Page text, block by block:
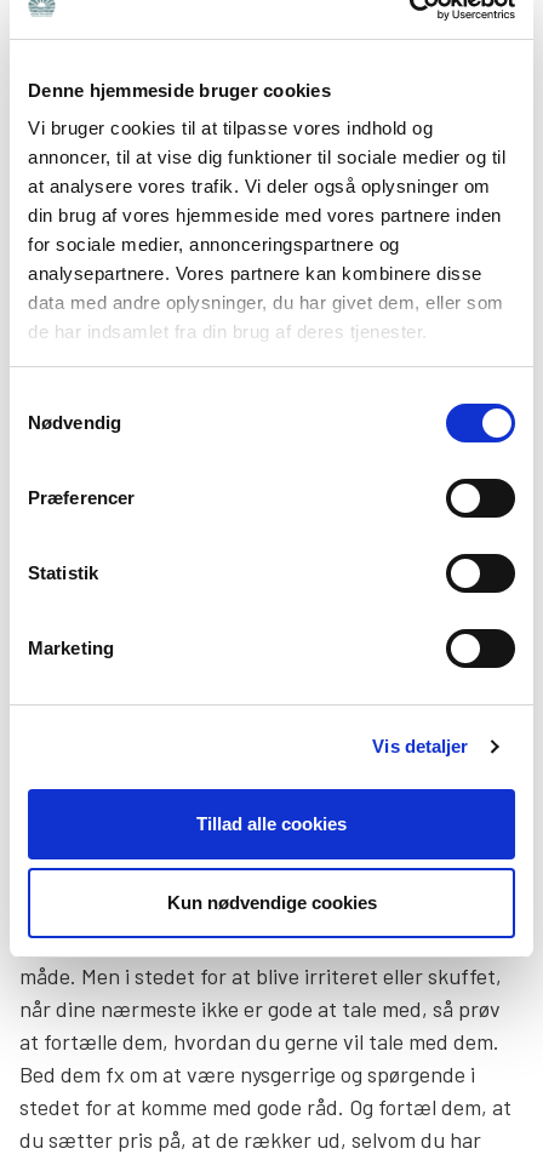
Denne hjemmeside bruger cookies
Vi bruger cookies til at tilpasse vores indhold og
annoncer, til at vise dig funktioner til sociale medier og til
at analysere vores trafik. Vi deler også oplysninger om
din brug af vores hjemmeside med vores partnere inden
for sociale medier, annonceringspartnere og
analysepartnere. Vores partnere kan kombinere disse
data med andre oplysninger, du har givet dem, eller som
de har indsamlet fra din brug af deres tjenester.
Nødvendig
Præferencer
Statistik
Marketing
Vis detaljer
Tillad alle cookies
Kun nødvendige cookies
luft for det, der tynger dig. Det kan også være med til
Søg i eget netværk
Se dig om i dit netværk og overvej, hvem der ville
kunne lytte venligt og åbensindet. Du kan ikke styre,
hvordan andre reagerer på din sorg. Men du kan
sikkert hurtigt fornemme, om de reagerer på en måde,
der er god for netop dig. Det er ikke nødvendigvis
dem, du ville gå til med andre ting. Det kan være
nogen, der står eller har stået i en lignende situation,
Det er rart, når ens nærmeste selv opdager, hvordan
man har det, og rækker ud til én. Men hvis de ikke gør
det, er det sjældent, fordi de ikke vil hjælpe. Det er
lyst til at tale om det, eller måske ikke har lyst til at
tale med netop dem. Det er derfor vigtigt, at man selv
Det er ikke let at spørge eller lytte på den rigtige
måde. Men i stedet for at blive irriteret eller skuffet,
når dine nærmeste ikke er gode at tale med, så prøv
at fortælle dem, hvordan du gerne vil tale med dem.
Bed dem fx om at være nysgerrige og spørgende i
stedet for at komme med gode råd. Og fortæl dem, at
du sætter pris på, at de rækker ud, selvom du har